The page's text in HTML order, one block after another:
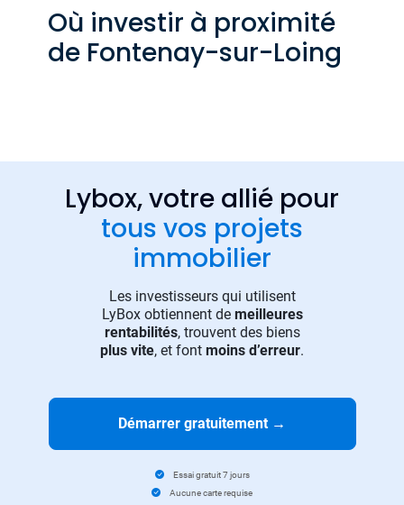
Où investir à proximité
de Fontenay-sur-Loing
Lybox, votre allié pour
tous vos projets
immobilier
Les investisseurs qui utilisent
LyBox obtiennent de meilleures
rentabilités, trouvent des biens
plus vite, et font moins d’erreur.
Démarrer gratuitement →
Essai gratuit 7 jours
Aucune carte requise